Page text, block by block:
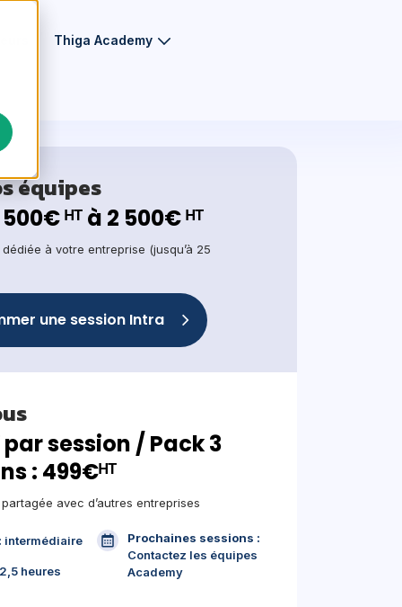
Thiga Academy
équipes
500€ ᴴᵀ à 2 500€ ᴴᵀ
à votre entreprise (jusqu’à 25
une session Intra
par session / Pack 3
: 499€ᴴᵀ
avec d’autres entreprises
intermédiaire
2,5 heures
Prochaines sessions :
Contactez les équipes
Academy